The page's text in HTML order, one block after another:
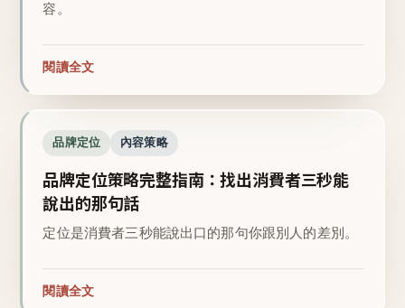
容。
閱讀全文
品牌定位 內容策略
品牌定位策略完整指南：找出消費者三秒能
說出的那句話
定位是消費者三秒能說出口的那句你跟別人的差別。
閱讀全文